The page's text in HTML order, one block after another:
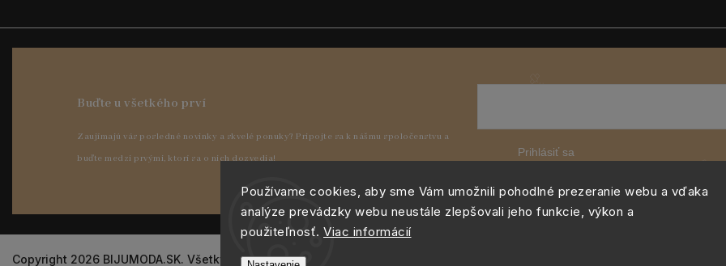
Používame cookies, aby sme Vám umožnili pohodlné prezeranie webu a vďaka
analýze prevádzky webu neustále zlepšovali jeho funkcie, výkon a
použiteľnosť. Viac informácií
Prihlásiť sa
Copyright 2026 BIJUMODA.SK. Všetky práva vyhradené.